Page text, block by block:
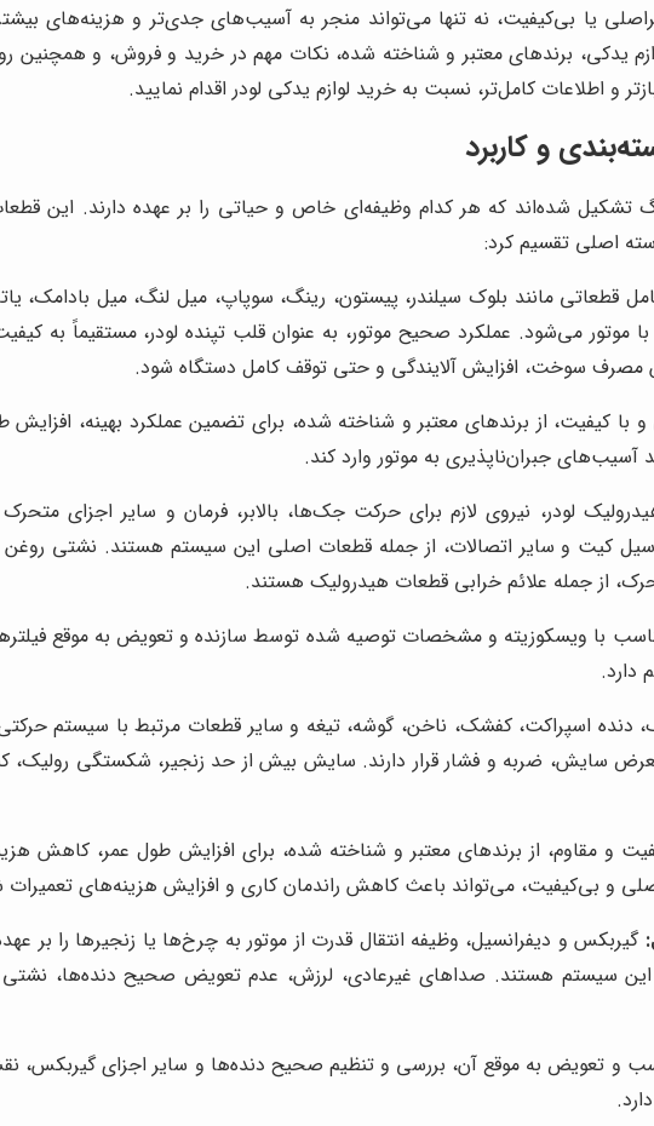
یا بی‌کیفیت، نه تنها می‌تواند منجر به آسیب‌های جدی‌تر و هزینه‌های بیشتر در
یدکی، برندهای معتبر و شناخته شده، نکات مهم در خرید و فروش، و
و اطلاعات کامل‌تر، نسبت به خرید لوازم یدکی لودر اقدام نمایید.
و کاربرد
تشکیل شده‌اند که هر کدام وظیفه‌ای خاص و حیاتی را بر عهده دارند. این
اصلی تقسیم کرد:
قطعاتی مانند بلوک سیلندر، پیستون، رینگ، سوپاپ، میل لنگ، میل بادامک،
موتور می‌شود. عملکرد صحیح موتور، به عنوان قلب تپنده لودر، مستقیماً به
مصرف سوخت، افزایش آلایندگی و حتی توقف کامل دستگاه شود.
با کیفیت، از برندهای معتبر و شناخته شده، برای تضمین عملکرد بهینه،
جبران‌ناپذیری به موتور وارد کند.
لودر، نیروی لازم برای حرکت جک‌ها، بالابر، فرمان و سایر اجزای
سیل کیت و سایر اتصالات، از جمله قطعات اصلی این سیستم هستند. نشتی
از جمله علائم خرابی قطعات هیدرولیک هستند.
با ویسکوزیته و مشخصات توصیه شده توسط سازنده و تعویض به موقع
دارد.
دنده اسپراکت، کفشک، ناخن، گوشه، تیغه و سایر قطعات مرتبط با سیستم
سایش، ضربه و فشار قرار دارند. سایش بیش از حد زنجیر، شکستگی رولیک،
و مقاوم، از برندهای معتبر و شناخته شده، برای افزایش طول عمر، کاهش
و بی‌کیفیت، می‌تواند باعث کاهش راندمان کاری و افزایش هزینه‌های
گیربکس و دیفرانسیل، وظیفه انتقال قدرت از موتور به چرخ‌ها یا زنجیرها را بر
این سیستم هستند. صداهای غیرعادی، لرزش، عدم تعویض صحیح دنده‌ها،
و تعویض به موقع آن، بررسی و تنظیم صحیح دنده‌ها و سایر اجزای